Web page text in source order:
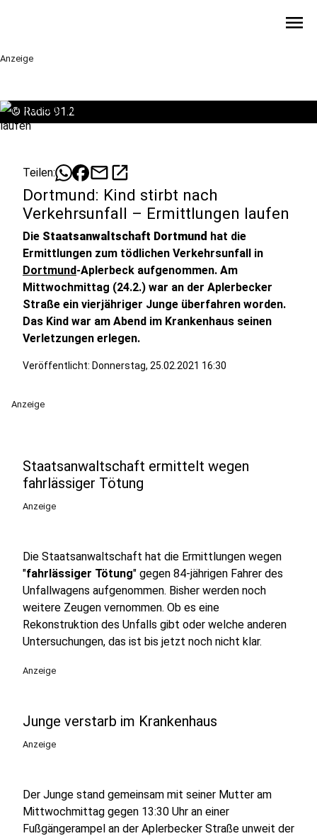
menu
Anzeige
© Radio 91.2
Teilen: mailopen_in_new
Dortmund: Kind stirbt nach
Verkehrsunfall – Ermittlungen laufen
Die Staatsanwaltschaft Dortmund hat die
Ermittlungen zum tödlichen Verkehrsunfall in
Dortmund-Aplerbeck aufgenommen. Am
Mittwochmittag (24.2.) war an der Aplerbecker
Straße ein vierjähriger Junge überfahren worden.
Das Kind war am Abend im Krankenhaus seinen
Verletzungen erlegen.
Veröffentlicht: Donnerstag, 25.02.2021 16:30
Anzeige
Staatsanwaltschaft ermittelt wegen
fahrlässiger Tötung
Anzeige
Die Staatsanwaltschaft hat die Ermittlungen wegen
"fahrlässiger Tötung" gegen 84-jährigen Fahrer des
Unfallwagens aufgenommen. Bisher werden noch
weitere Zeugen vernommen. Ob es eine
Rekonstruktion des Unfalls gibt oder welche anderen
Untersuchungen, das ist bis jetzt noch nicht klar.
Anzeige
Junge verstarb im Krankenhaus
Anzeige
Der Junge stand gemeinsam mit seiner Mutter am
Mittwochmittag gegen 13:30 Uhr an einer
Fußgängerampel an der Aplerbecker Straße unweit der